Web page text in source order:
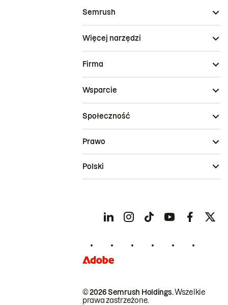
Semrush
Więcej narzędzi
Firma
Wsparcie
Społeczność
© 2026 Semrush Holdings.Wszelkie
prawa zastrzeżone.
Prawo
Polski